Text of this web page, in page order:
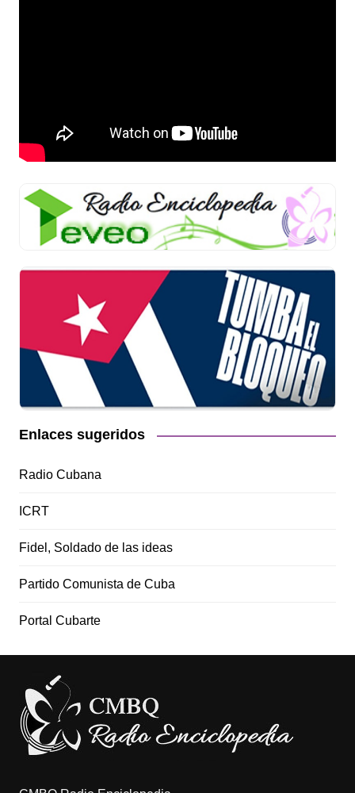
Enlaces sugeridos
Radio Cubana
ICRT
Fidel, Soldado de las ideas
Partido Comunista de Cuba
Portal Cubarte